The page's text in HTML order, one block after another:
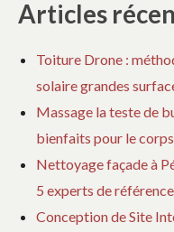
Articles
Toiture Drone :
solaire grandes
Massage la teste de
bienfaits pour le
Nettoyage façade à
5 experts de référence
Conception de Site